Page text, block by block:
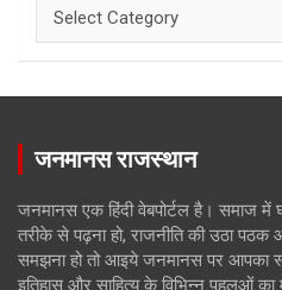
जनमानस राजस्थान
जनमानस एक हिंदी वेबपोर्टल है। समाज
तरीके से पढ़ना हो, राजनीति की उठा
समझना हो तो आइये जनमानस पर आपका
इतिहास और साहित्य के विभिन्न पहलुओं